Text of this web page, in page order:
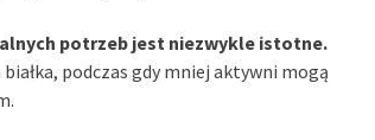
potrzeb jest niezwykle istotne.
podczas gdy mniej aktywni mogą